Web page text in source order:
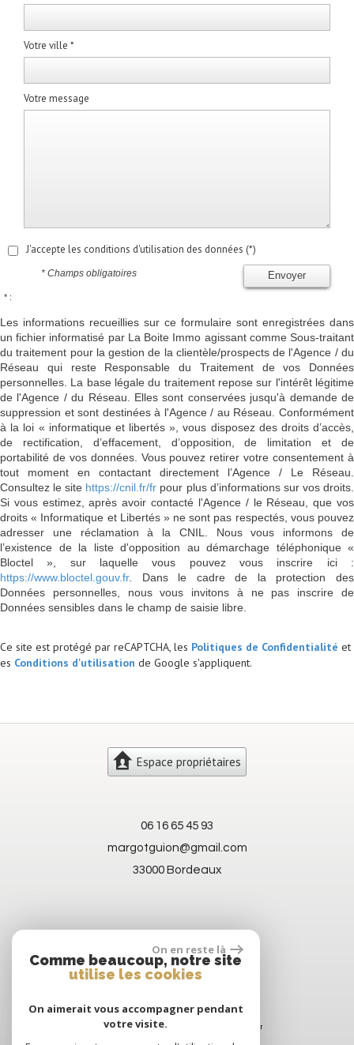
Votre ville *
Votre message
J'accepte les conditions d'utilisation des données (*)
Envoyer
* Champs obligatoires
* :
Les informations recueillies sur ce formulaire sont enregistrées dans
un fichier informatisé par La Boite Immo agissant comme Sous-traitant
du traitement pour la gestion de la clientèle/prospects de l'Agence / du
Réseau qui reste Responsable du Traitement de vos Données
personnelles. La base légale du traitement repose sur l'intérêt légitime
de l'Agence / du Réseau. Elles sont conservées jusqu'à demande de
suppression et sont destinées à l'Agence / au Réseau. Conformément
à la loi « informatique et libertés », vous disposez des droits d’accès,
de rectification, d’effacement, d’opposition, de limitation et de
portabilité de vos données. Vous pouvez retirer votre consentement à
tout moment en contactant directement l’Agence / Le Réseau.
Consultez le site https://cnil.fr/fr pour plus d’informations sur vos droits.
Si vous estimez, après avoir contacté l'Agence / le Réseau, que vos
droits « Informatique et Libertés » ne sont pas respectés, vous pouvez
adresser une réclamation à la CNIL. Nous vous informons de
l’existence de la liste d'opposition au démarchage téléphonique «
Bloctel », sur laquelle vous pouvez vous inscrire ici :
https://www.bloctel.gouv.fr. Dans le cadre de la protection des
Données personnelles, nous vous invitons à ne pas inscrire de
Données sensibles dans le champ de saisie libre.
Ce site est protégé par reCAPTCHA, les Politiques de Confidentialité et
es Conditions d'utilisation de Google s'appliquent.
Espace propriétaires
06 16 65 45 93
margotguion@gmail.com
33000 Bordeaux
On en reste là
Comme beaucoup, notre site
utilise les cookies
On aimerait vous accompagner pendant
votre visite.